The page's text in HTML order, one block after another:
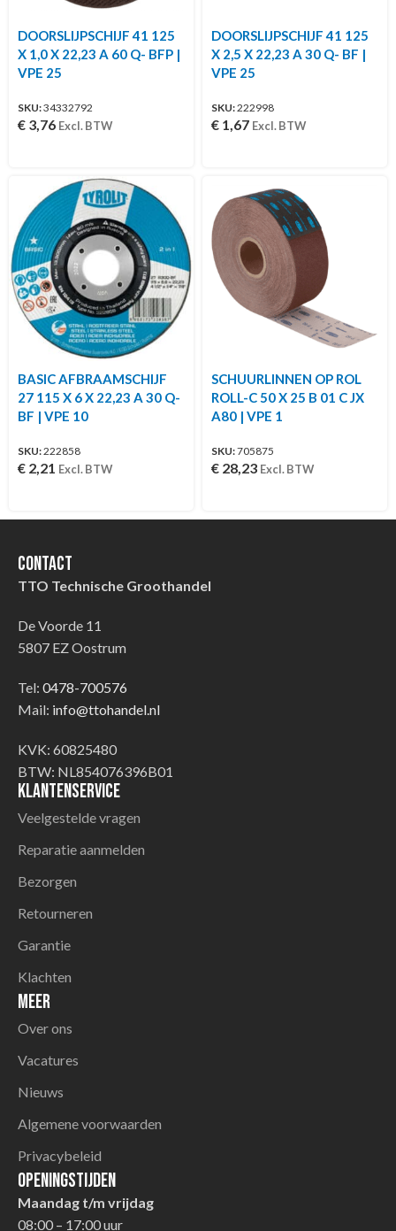
DOORSLIJPSCHIJF 41 125
X 1,0 X 22,23 A 60 Q- BFP |
VPE 25
SKU:34332792
€ 3,76 Excl. BTW
DOORSLIJPSCHIJF 41 125
X 2,5 X 22,23 A 30 Q- BF |
VPE 25
SKU:222998
€ 1,67 Excl. BTW
BASIC AFBRAAMSCHIJF
27 115 X 6 X 22,23 A 30 Q-
BF | VPE 10
SKU:222858
€ 2,21 Excl. BTW
SCHUURLINNEN OP ROL
ROLL-C 50 X 25 B 01 C JX
A80 | VPE 1
SKU:705875
€ 28,23 Excl. BTW
Contact
TTO Technische Groothandel
De Voorde 11
5807 EZ Oostrum
Tel: 0478-700576
Mail: info@ttohandel.nl
KVK: 60825480
BTW: NL854076396B01
Klantenservice
Veelgestelde vragen
Reparatie aanmelden
Bezorgen
Retourneren
Garantie
Klachten
Meer
Over ons
Vacatures
Nieuws
Algemene voorwaarden
Privacybeleid
Openingstijden
Maandag t/m vrijdag
08:00 – 17:00 uur